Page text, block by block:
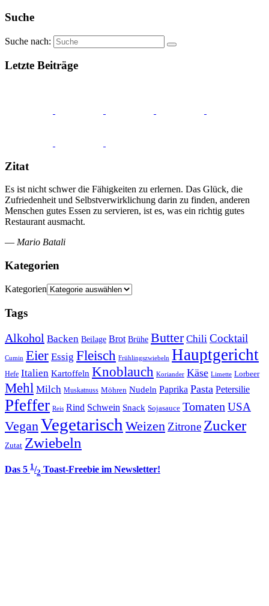
Suche
Suche nach:
Letzte Beiträge
Zitat
Es ist nicht schwer die Fähigkeiten zu erlernen. Das Glück, die
Zufriedenheit und Selbstverwirklichung darin zu finden, anderen
Menschen gutes Essen zu servieren, ist es, was ein richtig gutes
Restaurant ausmacht.
— Mario Batali
Kategorien
Kategorien
Tags
Alkohol Backen Beilage Brot Brühe Butter Chili Cocktail
Cumin Eier Essig Fleisch Frühlingszwiebeln Hauptgericht
Hefe Italien Kartoffeln Knoblauch Koriander Käse Limette Lorbeer
Mehl Milch Muskatnuss Möhren Nudeln Paprika Pasta Petersilie
Pfeffer Reis Rind Schwein Snack Sojasauce Tomaten USA
VeganVegetarisch Weizen Zitrone Zucker
Zutat Zwiebeln
Das 5 1/2 Toast-Freebie im Newsletter!